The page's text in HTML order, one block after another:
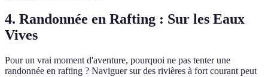
4. Randonnée en Rafting : Sur les Eaux
Vives
Pour un vrai moment d'aventure, pourquoi ne pas tenter une
randonnée en rafting ? Naviguer sur des rivières à fort courant peut